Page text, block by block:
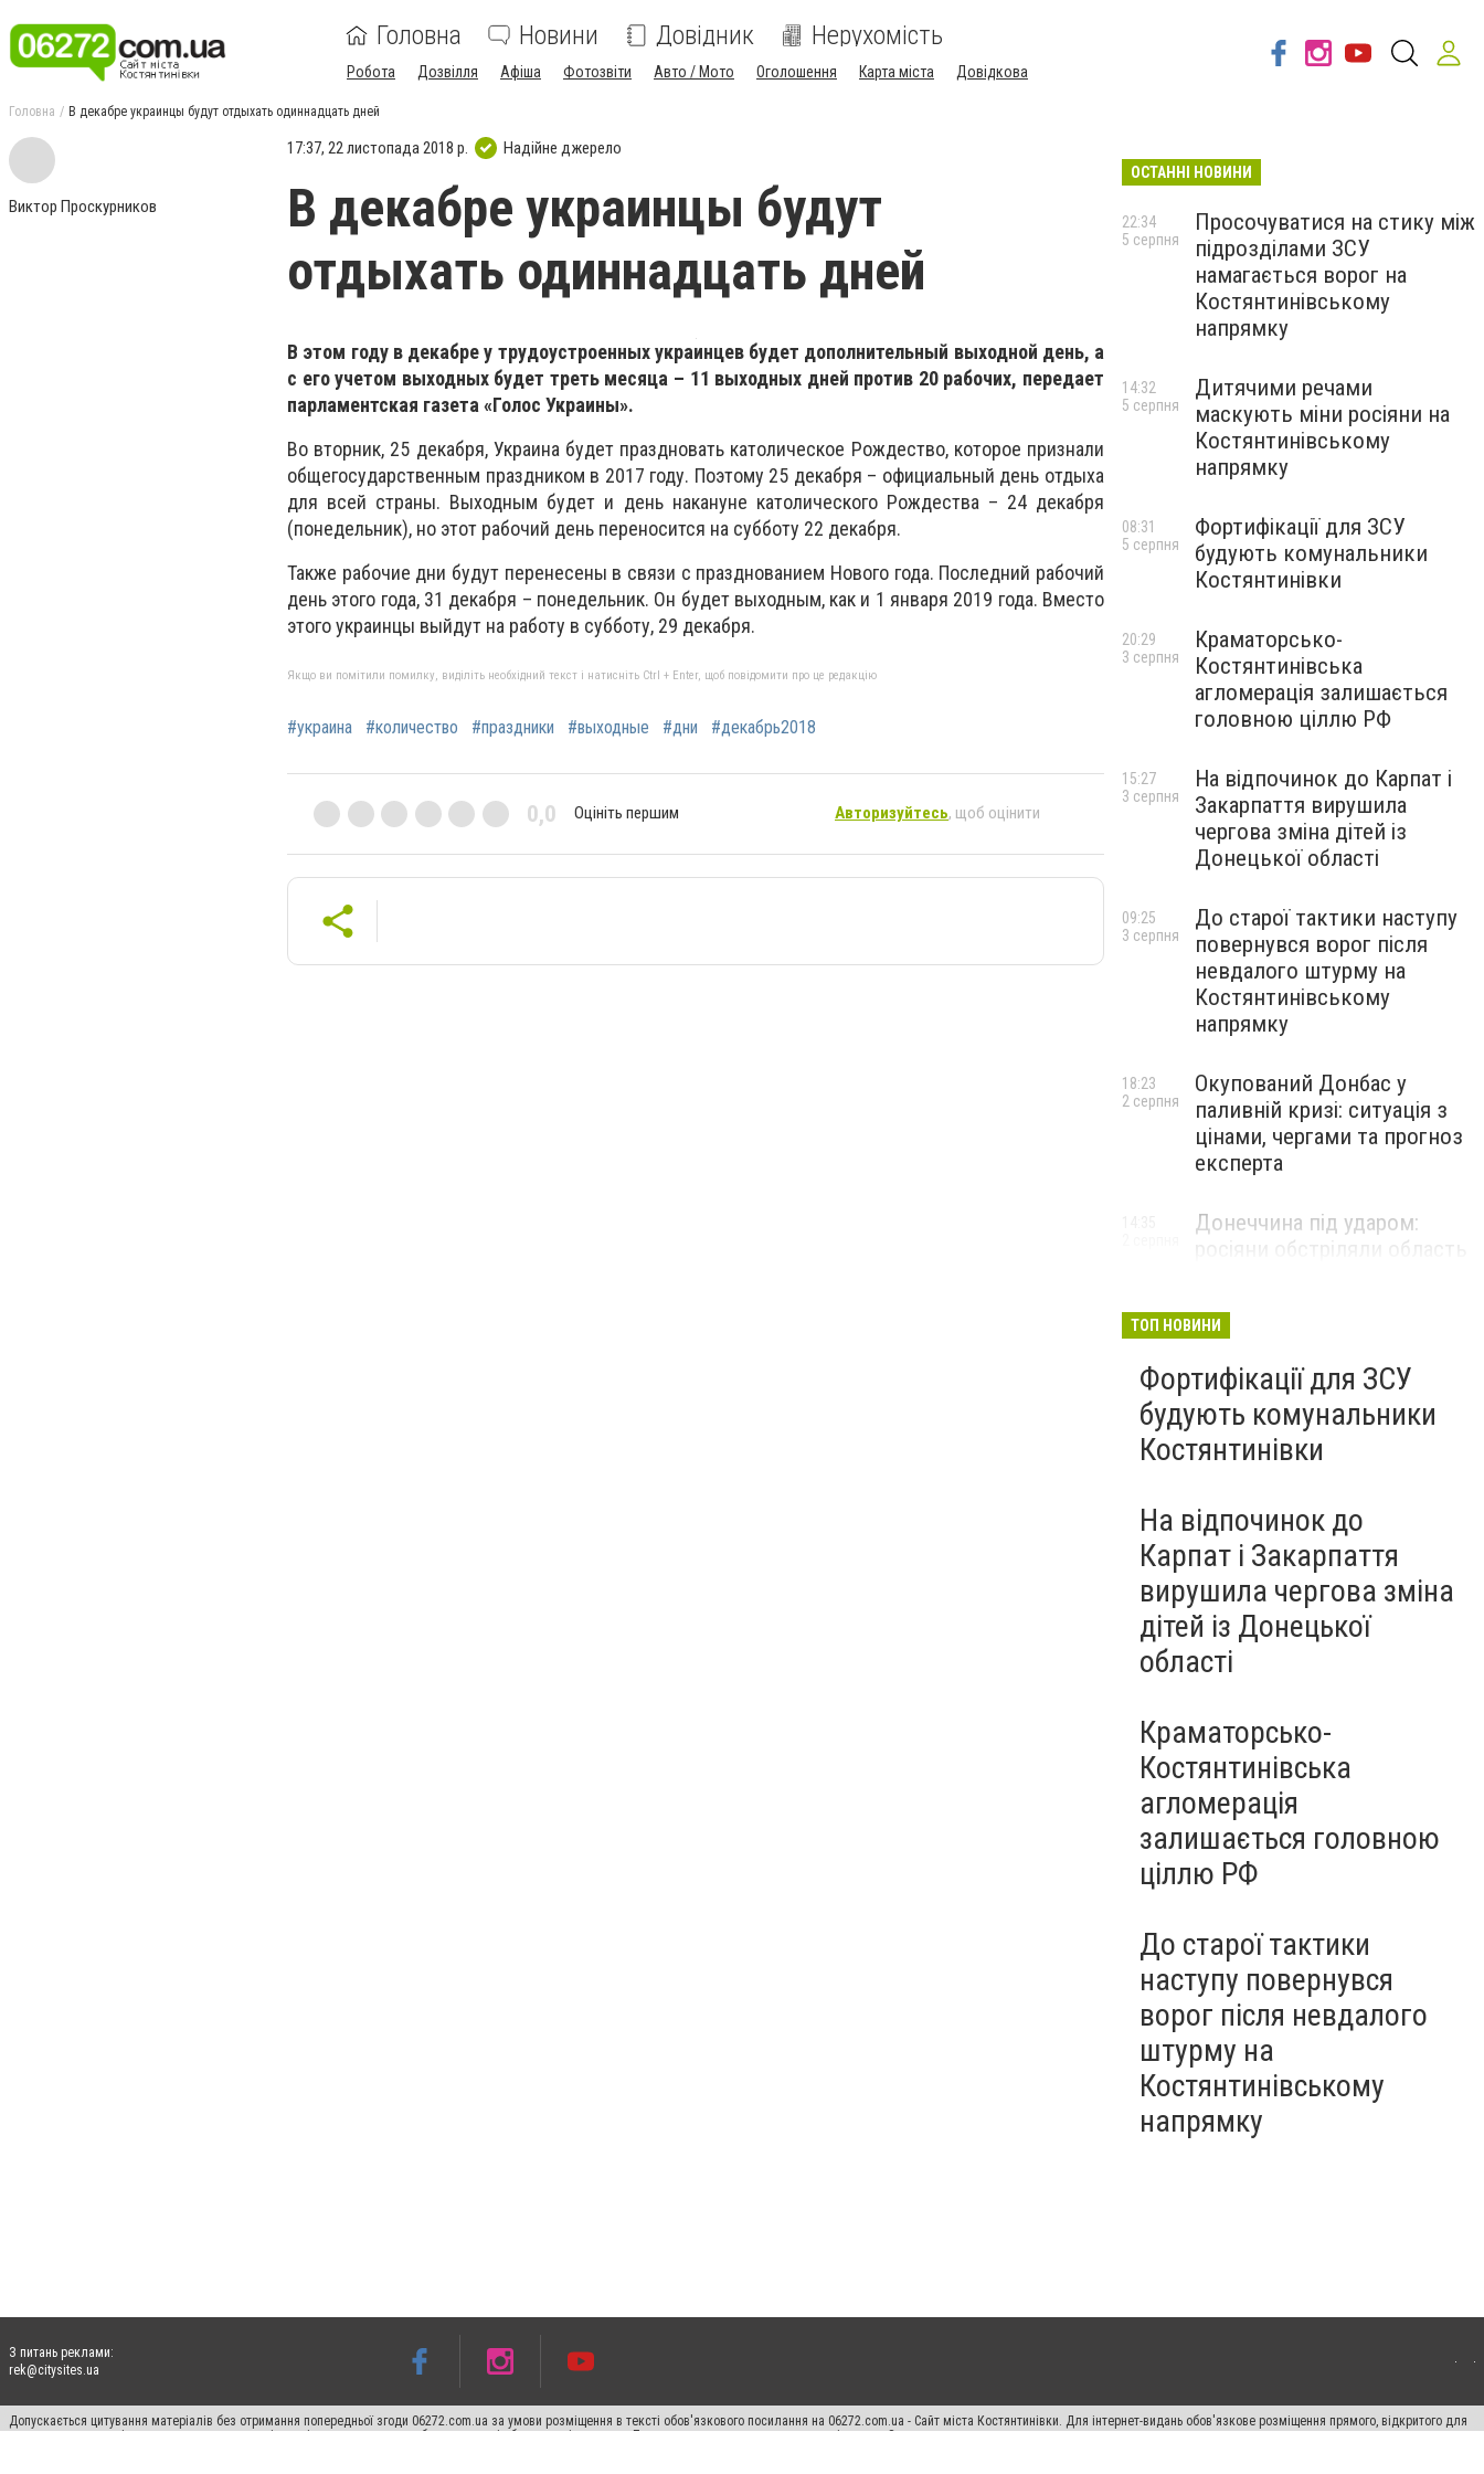
Головна Новини Довідник Нерухомість
Робота Дозвілля Афіша Фотозвіти Авто / Мото Оголошення Карта міста Довідкова
Головна В декабре украинцы будут отдыхать одиннадцать дней
Виктор Проскурников
17:37, 22 листопада 2018 р. Надійне джерело
В декабре украинцы будут
отдыхать одиннадцать дней
В этом году в декабре у трудоустроенных украинцев будет дополнительный выходной день, а
с его учетом выходных будет треть месяца – 11 выходных дней против 20 рабочих, передает
парламентская газета «Голос Украины».
Во вторник, 25 декабря, Украина будет праздновать католическое Рождество, которое признали
общегосударственным праздником в 2017 году. Поэтому 25 декабря – официальный день отдыха
для всей страны. Выходным будет и день накануне католического Рождества – 24 декабря
(понедельник), но этот рабочий день переносится на субботу 22 декабря.
Также рабочие дни будут перенесены в связи с празднованием Нового года. Последний рабочий
день этого года, 31 декабря – понедельник. Он будет выходным, как и 1 января 2019 года. Вместо
этого украинцы выйдут на работу в субботу, 29 декабря.
Якщо ви помітили помилку, виділіть необхідний текст і натисніть Ctrl + Enter, щоб повідомити про це редакцію
#украина #количество #праздники #выходные #дни #декабрь2018
0,0 Оцініть першим Авторизуйтесь, щоб оцінити
ОСТАННІ НОВИНИ
Просочуватися на стику між
підрозділами ЗСУ
намагається ворог на
Костянтинівському
напрямку
22:34
5 серпня
Дитячими речами
маскують міни росіяни на
Костянтинівському
напрямку
14:32
5 серпня
Фортифікації для ЗСУ
будують комунальники
Костянтинівки
08:31
5 серпня
Краматорсько-
Костянтинівська
агломерація залишається
головною ціллю РФ
20:29
3 серпня
На відпочинок до Карпат і
Закарпаття вирушила
чергова зміна дітей із
Донецької області
15:27
3 серпня
До старої тактики наступу
повернувся ворог після
невдалого штурму на
Костянтинівському
напрямку
09:25
3 серпня
Окупований Донбас у
паливній кризі: ситуація з
цінами, чергами та прогноз
експерта
18:23
2 серпня
Донеччина під ударом:
росіяни обстріляли область
ТОП НОВИНИ
Фортифікації для ЗСУ
будують комунальники
Костянтинівки
На відпочинок до
Карпат і Закарпаття
вирушила чергова зміна
дітей із Донецької
області
Краматорсько-
Костянтинівська
агломерація
залишається головною
ціллю РФ
До старої тактики
наступу повернувся
ворог після невдалого
штурму на
Костянтинівському
напрямку
З питань реклами:
rek@citysites.ua
Допускається цитування матеріалів без отримання попередньої згоди 06272.com.ua за умови розміщення в тексті обов'язкового посилання на 06272.com.ua - Сайт міста Костянтинівки. Для інтернет-видань обов'язкове розміщення прямого, відкритого для
пошукових систем гіперпосилання на цитовані статті не нижче другого абзацу в тексті або в якості джерела. Порушення виняткових прав переслідується Законом.